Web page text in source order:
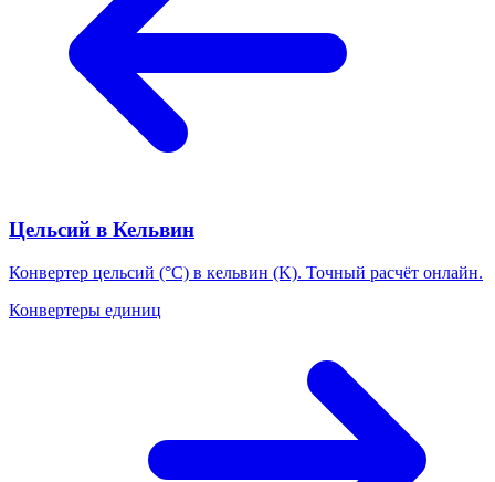
Цельсий в Кельвин
Конвертер цельсий (°C) в кельвин (K). Точный расчёт онлайн.
Конвертеры единиц